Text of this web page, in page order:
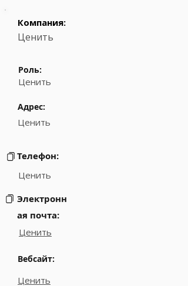
Компания:
Ценить
Роль:
Ценить
Адрес:
Ценить
Телефон:
Ценить
Электронн
ая почта:
Ценить
Вебсайт:
Ценить